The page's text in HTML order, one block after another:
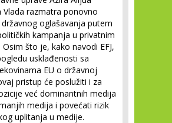
Vlada razmatra ponovno
oglašavanja putem
kampanja u privatnim
što je, kako navodi EFJ,
usklađenosti sa
EU o državnoj
pristup će poslužiti i za
već dominantnih medija
medija i povećati rizik
uplitanja u medije.